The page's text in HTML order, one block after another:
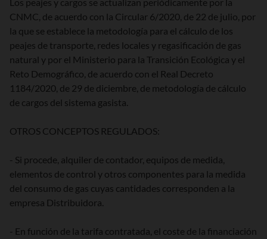
CNMC, de acuerdo con la Circular 6/2020, de 22 de julio, por
la que se establece la metodología para el cálculo de los
peajes de transporte, redes locales y regasificación de gas
natural y por el Ministerio para la Transición Ecológica y el
Reto Demográfico, de acuerdo con el Real Decreto
1184/2020, de 29 de diciembre, de metodología de cálculo
de cargos del sistema gasista.
OTROS CONCEPTOS REGULADOS:
- Si procede, alquiler de contador, equipos de medida,
elementos de control y otros componentes para la medida
del consumo de gas cuyas cantidades corresponden a la
empresa Distribuidora.
- En función de la tarifa contratada, el coste de la financiación